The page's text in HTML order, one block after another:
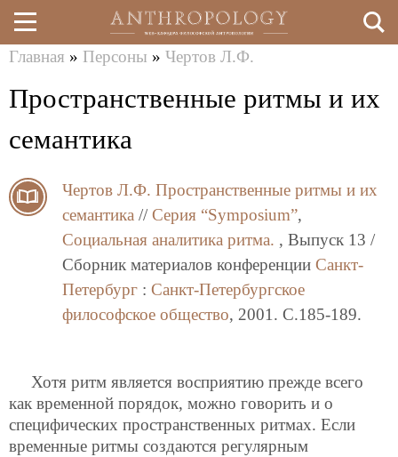
Перейти
к
здесь
Главная » Персоны » Чертов Л.Ф.
Пространственные ритмы и их
семантика
Чертов Л.Ф. Пространственные ритмы и их
семантика // Серия “Symposium”,
Социальная аналитика ритма. , Выпуск 13 /
Сборник материалов конференции Санкт-
Петербург : Санкт-Петербургское
философское общество, 2001. C.185-189.
Хотя ритм является восприятию прежде всего
как временной порядок, можно говорить и о
специфических пространственных ритмах. Если
временные ритмы создаются регулярным